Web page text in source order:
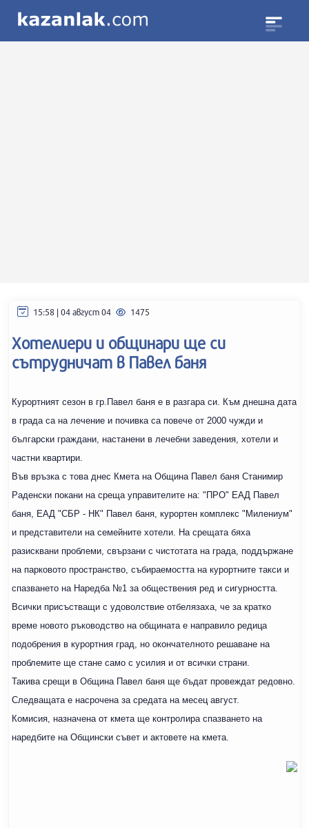
15:58 | 04 август 04 1475
Хотелиери и общинари ще си
сътрудничат в Павел баня
Курортният сезон в гр.Павел баня е в разгара си. Към днешна дата
в града са на лечение и почивка са повече от 2000 чужди и
български граждани, настанени в лечебни заведения, хотели и
частни квартири.
Във връзка с това днес Кмета на Община Павел баня Станимир
Раденски покани на среща управителите на: "ПРО" ЕАД Павел
баня, ЕАД "СБР - НК" Павел баня, курортен комплекс "Милениум"
и представители на семейните хотели. На срещата бяха
разисквани проблеми, свързани с чистотата на града, поддържане
на парковото пространство, събираемостта на курортните такси и
спазването на Наредба №1 за обществения ред и сигурността.
Всички присъстващи с удоволствие отбелязаха, че за кратко
време новото ръководство на общината е направило редица
подобрения в курортния град, но окончателното решаване на
проблемите ще стане само с усилия и от всички страни.
Такива срещи в Община Павел баня ще бъдат провеждат редовно.
Следващата е насрочена за средата на месец август.
Комисия, назначена от кмета ще контролира спазването на
наредбите на Общински съвет и актовете на кмета.